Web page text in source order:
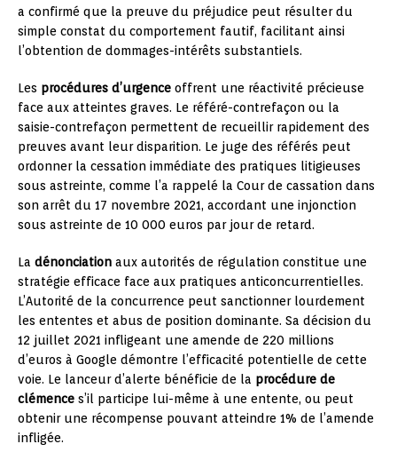
a confirmé que la preuve du préjudice peut résulter du
simple constat du comportement fautif, facilitant ainsi
l’obtention de dommages-intérêts substantiels.
Les procédures d’urgence offrent une réactivité précieuse
face aux atteintes graves. Le référé-contrefaçon ou la
saisie-contrefaçon permettent de recueillir rapidement des
preuves avant leur disparition. Le juge des référés peut
ordonner la cessation immédiate des pratiques litigieuses
sous astreinte, comme l’a rappelé la Cour de cassation dans
son arrêt du 17 novembre 2021, accordant une injonction
sous astreinte de 10 000 euros par jour de retard.
La dénonciation aux autorités de régulation constitue une
stratégie efficace face aux pratiques anticoncurrentielles.
L’Autorité de la concurrence peut sanctionner lourdement
les ententes et abus de position dominante. Sa décision du
12 juillet 2021 infligeant une amende de 220 millions
d’euros à Google démontre l’efficacité potentielle de cette
voie. Le lanceur d’alerte bénéficie de la procédure de
clémence s’il participe lui-même à une entente, ou peut
obtenir une récompense pouvant atteindre 1% de l’amende
infligée.